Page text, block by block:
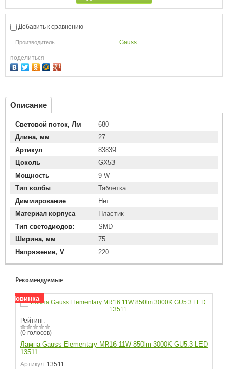
Добавить к сравнению
Производитель Gauss
поделиться
Описание
Световой поток, Лм
680
Длина, мм
27
Артикул
83839
Цоколь
GX53
Мощность
9 W
Тип колбы
Таблетка
Диммирование
Нет
Материал корпуса
Пластик
Тип светодиодов:
SMD
Ширина, мм
75
Напряжение, V
220
Рекомендуемые
Новинка
Рейтинг:
(0 голосов)
Лампа Gauss Elementary MR16 11W 850lm 3000K GU5.3 LED
13511
Артикул: 13511